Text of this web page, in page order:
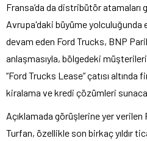
Fransa’da da distribütör atamaları
Avrupa'daki büyüme yolculuğunda
devam eden Ford Trucks, BNP
anlaşmasıyla, bölgedeki
“Ford Trucks Lease” çatısı
kiralama ve kredi çözümleri
Açıklamada görüşlerine yer
Turfan, özellikle son birkaç yıldır